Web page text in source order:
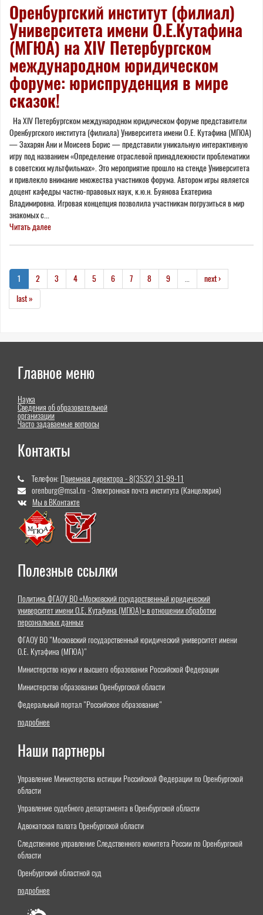
Оренбургский институт (филиал)
Университета имени О.Е.Кутафина
(МГЮА) на XIV Петербургском
международном юридическом
форуме: юриспруденция в мире
сказок!
На XIV Петербургском международном юридическом форуме представители
Оренбургского института (филиала) Университета имени О.Е. Кутафина (МГЮА)
— Захарян Ани и Моисеев Борис — представили уникальную интерактивную
игру под названием «Определение отраслевой принадлежности проблематики
в советских мультфильмах». Это мероприятие прошло на стенде Университета
и привлекло внимание множества участников форума. Автором игры является
доцент кафедры частно-правовых наук, к.ю.н. Буянова Екатерина
Владимировна. Игровая концепция позволила участникам погрузиться в мир
знакомых с...
Читать далее
1 2 3 4 5 6 7 8 9
next ›
last »
Главное меню
Наука
Сведения об образовательной
организации
Часто задаваемые вопросы
Контакты
Телефон: Приемная директора - 8(3532) 31-99-11
orenburg@msal.ru - Электронная почта института (Канцелярия)
Мы в ВКонтакте
Полезные ссылки
Политика ФГАОУ ВО «Московский государственный юридический
университет имени О.Е. Кутафина (МГЮА)» в отношении обработки
персональных данных
ФГАОУ ВО "Московский государственный юридический университет имени
О.Е. Кутафина (МГЮА)"
Министерство науки и высшего образования Российской Федерации
Министерство образования Оренбургской области
Федеральный портал "Российское образование"
подробнее
Наши партнеры
Управление Министерства юстиции Российской Федерации по Оренбургской
области
Управление судебного департамента в Оренбургской области
Адвокатская палата Оренбургской области
Следственное управление Следственного комитета России по Оренбургской
области
Оренбургский областной суд
подробнее